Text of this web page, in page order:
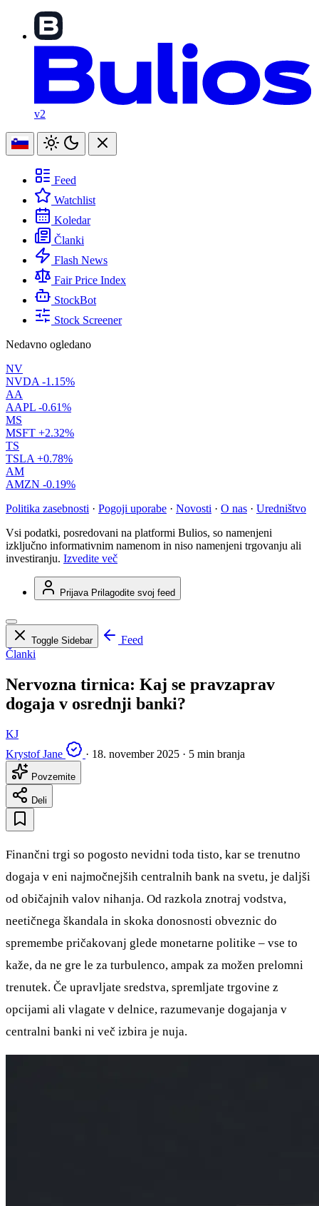
v2
Feed
Watchlist
Koledar
Članki
Flash News
Fair Price Index
StockBot
Stock Screener
Nedavno ogledano
NV
NVDA -1.15%
AA
AAPL -0.61%
MS
MSFT +2.32%
TS
TSLA +0.78%
AM
AMZN -0.19%
Politika zasebnosti · Pogoji uporabe · Novosti · O nas · Uredništvo
Vsi podatki, posredovani na platformi Bulios, so namenjeni
izključno informativnim namenom in niso namenjeni trgovanju ali
investiranju. Izvedite več
Prijava Prilagodite svoj feed
Toggle Sidebar
Feed
Članki
Nervozna tirnica: Kaj se pravzaprav
dogaja v osrednji banki?
KJ
Krystof Jane
· 18. november 2025 · 5 min branja
Povzemite
Deli
Finančni trgi so pogosto nevidni toda tisto, kar se trenutno
dogaja v eni najmočnejših centralnih bank na svetu, je daljši
od običajnih valov nihanja. Od razkola znotraj vodstva,
neetičnega škandala in skoka donosnosti obveznic do
spremembe pričakovanj glede monetarne politike – vse to
kaže, da ne gre le za turbulenco, ampak za možen prelomni
trenutek. Če upravljate sredstva, spremljate trgovine z
opcijami ali vlagate v delnice, razumevanje dogajanja v
centralni banki ni več izbira je nuja.